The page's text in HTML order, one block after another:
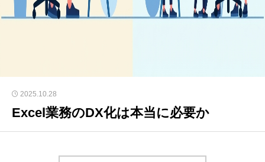
2025.10.28
Excel業務のDX化は本当に必要か